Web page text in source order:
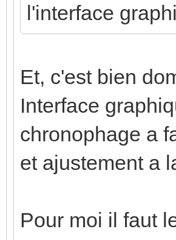
l'interface
Et, c'est bien
Interface
chronophage a
et ajustement a
Pour moi il faut